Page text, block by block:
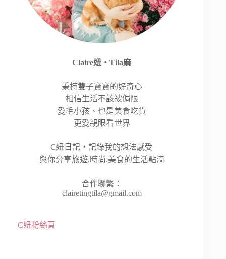
Claire妞‧Tila麻
秉持雙子寶寶的好奇心
相信生活不該被侷限
愛毛小孩、也是美食吃貨
更愛親眼看世界
C妞日記，記錄我的想法感受
與你分享旅遊.時尚.美食的生活點滴
合作聯繫：
clairetingtila@gmail.com
C妞粉絲頁